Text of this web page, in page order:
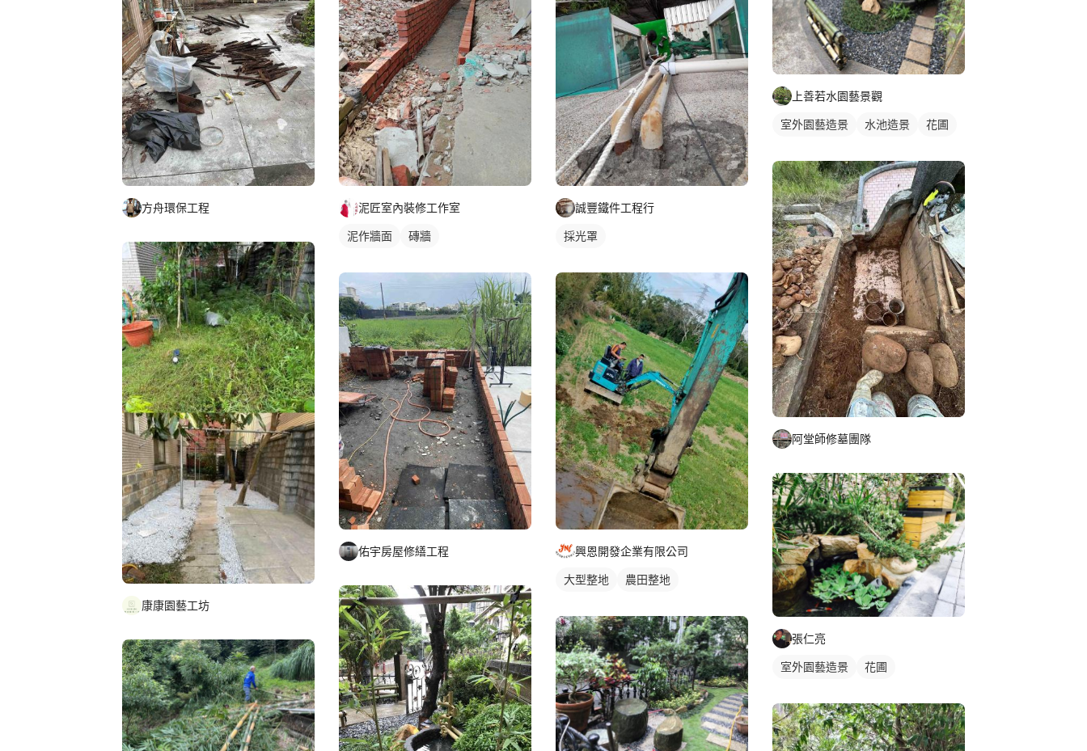
方舟環保工程
康康園藝工坊
泥匠室內裝修工作室
泥作牆面 磚牆
佑宇房屋修繕工程
誠豐鐵件工程行
採光罩
興恩開發企業有限公司
大型整地 農田整地
上善若水園藝景觀
室外園藝造景 水池造景 花圃
阿堂師修墓團隊
張仁亮
室外園藝造景 花圃